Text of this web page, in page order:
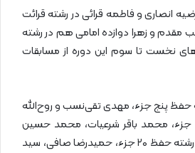
انصاری و فاطمه قرائی در رشته قرائت
مقدم و زهرا دوازده امامی هم در رشته
نخست تا سوم این دوره از مسابقات
حفظ پنج جزء، مهدی تقی‌نسب و روح‌الله
شاکری، در رشته حفظ ۱۰ جزء، محمد باقر شرعیات، محمد حسین
حبیبی و امین صفری، در رشته حفظ ۲۰ جزء، حمیدرضا صافی، سید